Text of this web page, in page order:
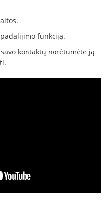
funkciją.
kontaktų norėtumėte ją